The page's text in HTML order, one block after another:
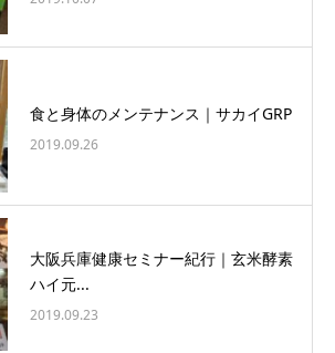
食と身体のメンテナンス｜サカイGRP
2019.09.26
大阪兵庫健康セミナー紀行｜玄米酵素
ハイ元...
2019.09.23